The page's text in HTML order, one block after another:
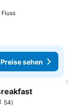
Preise sehen
54